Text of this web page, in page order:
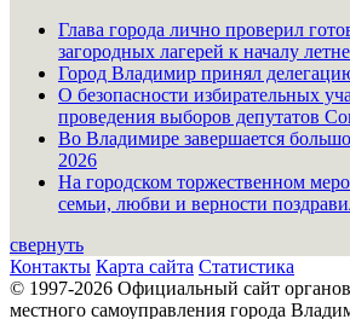
Глава города лично проверил
загородных лагерей к началу
Город Владимир принял
О безопасности избирательных
проведения выборов депутатов
Во Владимире завершается
2026
На городском торжественном
семьи, любви и верности
свернуть
Контакты Карта сайта Статистика
© 1997-2026 Официальный сайт органов
местного самоуправления города